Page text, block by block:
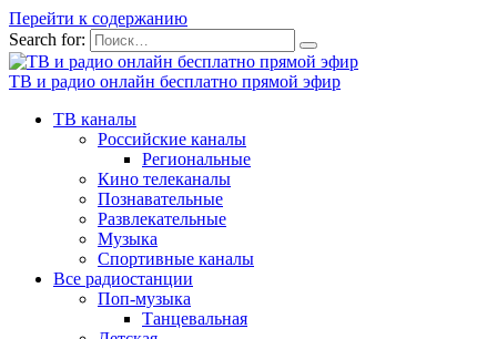
Перейти к содержанию
Search for:
ТВ и радио онлайн бесплатно прямой эфир
ТВ каналы
Российские каналы
Региональные
Кино телеканалы
Познавательные
Развлекательные
Музыка
Спортивные каналы
Все радиостанции
Поп-музыка
Танцевальная